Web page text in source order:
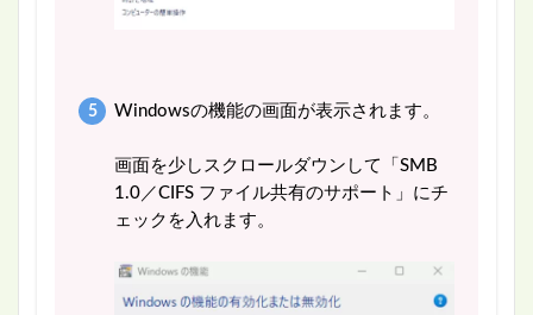
Windowsの機能の画面が表示されます。
画面を少しスクロールダウンして「SMB
1.0／CIFS ファイル共有のサポート」にチ
ェックを入れます。